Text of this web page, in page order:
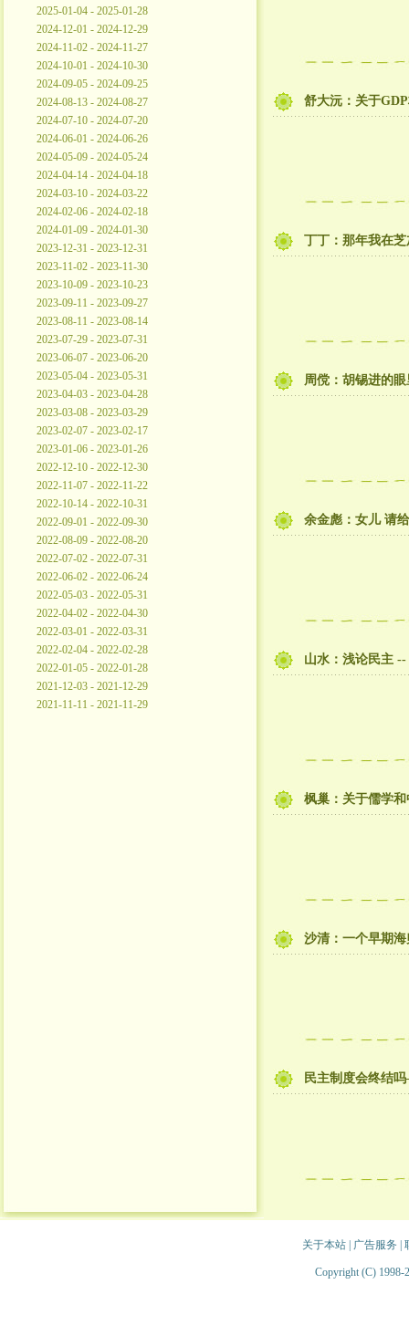
2025-01-04 - 2025-01-28
2024-12-01 - 2024-12-29
2024-11-02 - 2024-11-27
2024-10-01 - 2024-10-30
2024-09-05 - 2024-09-25
2024-08-13 - 2024-08-27
2024-07-10 - 2024-07-20
2024-06-01 - 2024-06-26
2024-05-09 - 2024-05-24
2024-04-14 - 2024-04-18
2024-03-10 - 2024-03-22
2024-02-06 - 2024-02-18
2024-01-09 - 2024-01-30
2023-12-31 - 2023-12-31
2023-11-02 - 2023-11-30
2023-10-09 - 2023-10-23
2023-09-11 - 2023-09-27
2023-08-11 - 2023-08-14
2023-07-29 - 2023-07-31
2023-06-07 - 2023-06-20
2023-05-04 - 2023-05-31
2023-04-03 - 2023-04-28
2023-03-08 - 2023-03-29
2023-02-07 - 2023-02-17
2023-01-06 - 2023-01-26
2022-12-10 - 2022-12-30
2022-11-07 - 2022-11-22
2022-10-14 - 2022-10-31
2022-09-01 - 2022-09-30
2022-08-09 - 2022-08-20
2022-07-02 - 2022-07-31
2022-06-02 - 2022-06-24
2022-05-03 - 2022-05-31
2022-04-02 - 2022-04-30
2022-03-01 - 2022-03-31
2022-02-04 - 2022-02-28
2022-01-05 - 2022-01-28
2021-12-03 - 2021-12-29
2021-11-11 - 2021-11-29
舒大沅：关于
丁丁：那年我在
周傥：胡锡进的
余金彪：女儿 请
山水：浅论民主
枫巢：关于儒学
沙清：一个早期
民主制度会终结
关于本站| 广告服务
Copyright (C) 1998-